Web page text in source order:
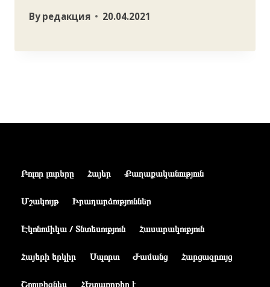
By редакция 20.04.2021
Բոլոր լուրերը Հայեր Քաղաքականություն
Մշակույթ Իրադարձություններ
Էկոնոմիկա / Տնտեսություն Հասարակություն
Հայերի երկիր Սպորտ Ժամանց Հարցազրույց
Շոուբիզնես ՀԵտաքրքիր է